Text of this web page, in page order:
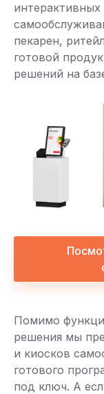
пекарен,
готовой
решений на
Помимо
решения мы
и киосков
готового
под ключ. А